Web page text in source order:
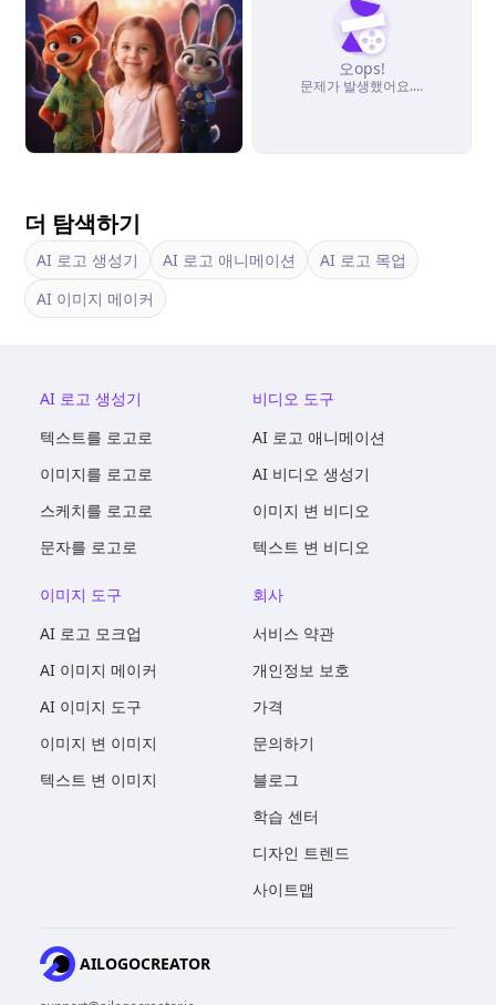
오ops!
문제가 발생했어요....
더 탐색하기
AI 로고 생성기 AI 로고 애니메이션
AI 로고 목업
AI 이미지 메이커
AI 로고 생성기
텍스트를 로고로
이미지를 로고로
스케치를 로고로
문자를 로고로
비디오 도구
AI 로고 애니메이션
AI 비디오 생성기
이미지 변 비디오
텍스트 변 비디오
이미지 도구
AI 로고 모크업
AI 이미지 메이커
AI 이미지 도구
이미지 변 이미지
텍스트 변 이미지
회사
서비스 약관
개인정보 보호
가격
문의하기
블로그
학습 센터
디자인 트렌드
사이트맵
AILOGOCREATOR